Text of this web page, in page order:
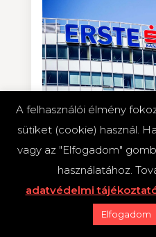
Az Erste
megoldását:
Újabb fintech
bank informatikai
minősített ügyfelek
juthatnak akár 450 ezer
A felhasználói élmény
sütiket (cookie) használ.
vagy az "Elfogadom"
használatához.
adatvédelmi
Elfogadom